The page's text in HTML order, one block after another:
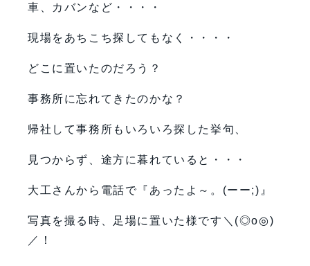
車、カバンなど・・・・
現場をあちこち探してもなく・・・・
どこに置いたのだろう？
事務所に忘れてきたのかな？
帰社して事務所もいろいろ探した挙句、
見つからず、途方に暮れていると・・・
大工さんから電話で『あったよ～。(ーー;)』
写真を撮る時、足場に置いた様です＼(◎o◎)
／！